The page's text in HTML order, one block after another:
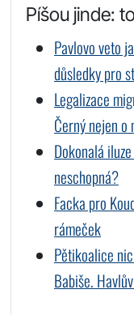
Píšou jinde:
Pavlovo veto
důsledky pro
Legalizace
Černý nejen o
Dokonalá
neschopná?
Facka pro
rámeček
Pětikoalice
Babiše.